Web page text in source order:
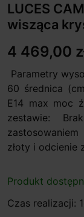
LUCES
wisząca
4 469,00
Parametry
60 średnica
E14 max moc
zestawie:
złoty i odcienie
Produkt
Czas realizacji: